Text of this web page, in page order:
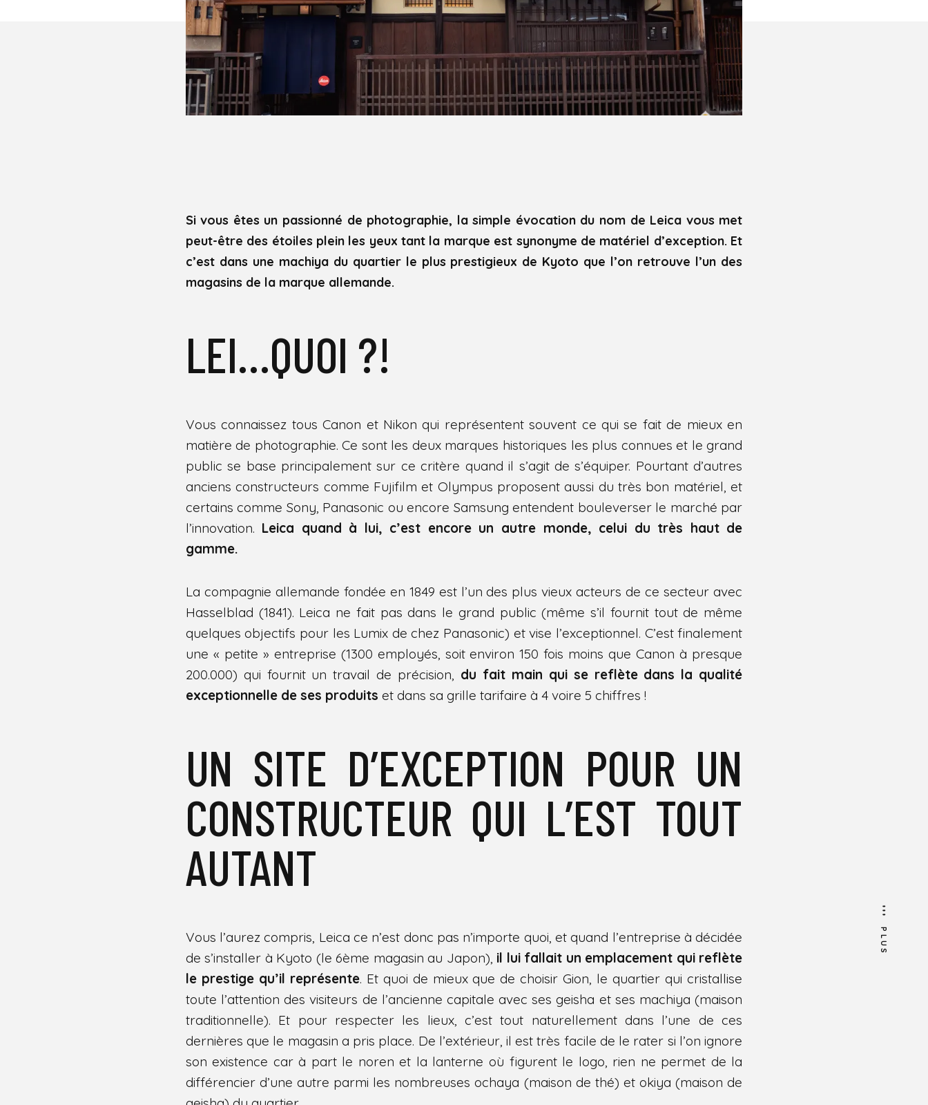
Si vous êtes un passionné de photographie, la simple évocation du nom de Leica vous met
peut-être des étoiles plein les yeux tant la marque est synonyme de matériel d’exception. Et
c’est dans une machiya du quartier le plus prestigieux de Kyoto que l’on retrouve l’un des
magasins de la marque allemande.
LEI…QUOI ?!
Vous connaissez tous Canon et Nikon qui représentent souvent ce qui se fait de mieux en
matière de photographie. Ce sont les deux marques historiques les plus connues et le grand
public se base principalement sur ce critère quand il s’agit de s’équiper. Pourtant d’autres
anciens constructeurs comme Fujifilm et Olympus proposent aussi du très bon matériel, et
certains comme Sony, Panasonic ou encore Samsung entendent bouleverser le marché par
l’innovation. Leica quand à lui, c’est encore un autre monde, celui du très haut de
gamme.
La compagnie allemande fondée en 1849 est l’un des plus vieux acteurs de ce secteur avec
Hasselblad (1841). Leica ne fait pas dans le grand public (même s’il fournit tout de même
quelques objectifs pour les Lumix de chez Panasonic) et vise l’exceptionnel. C’est finalement
une « petite » entreprise (1300 employés, soit environ 150 fois moins que Canon à presque
200.000) qui fournit un travail de précision, du fait main qui se reflète dans la qualité
exceptionnelle de ses produits et dans sa grille tarifaire à 4 voire 5 chiffres !
UN SITE D’EXCEPTION POUR UN
CONSTRUCTEUR QUI L’EST TOUT
AUTANT
Vous l’aurez compris, Leica ce n’est donc pas n’importe quoi, et quand l’entreprise à décidée
de s’installer à Kyoto (le 6ème magasin au Japon), il lui fallait un emplacement qui reflète
le prestige qu’il représente. Et quoi de mieux que de choisir Gion, le quartier qui cristallise
toute l’attention des visiteurs de l’ancienne capitale avec ses geisha et ses machiya (maison
traditionnelle). Et pour respecter les lieux, c’est tout naturellement dans l’une de ces
dernières que le magasin a pris place. De l’extérieur, il est très facile de le rater si l’on ignore
son existence car à part le noren et la lanterne où figurent le logo, rien ne permet de la
différencier d’une autre parmi les nombreuses ochaya (maison de thé) et okiya (maison de
PLUS